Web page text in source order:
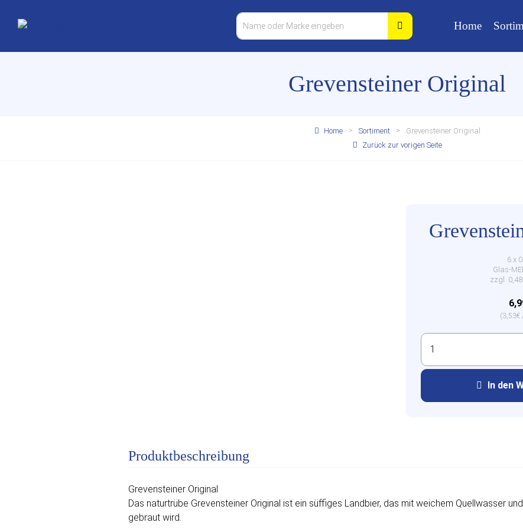
Home
Grevensteiner Original
Home Sortiment
Grevensteiner Original
Zurück zur vorigen Seite
6 x
Glas-
zzgl.
(3,53€
In den
Produktbeschreibung
Grevensteiner Original
Das naturtrübe Grevensteiner Original ist ein süffiges Landbier, das mit weichem Quellwasser
gebraut wird.